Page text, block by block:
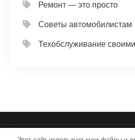
Ремонт — это просто
Советы автомобилистам
Техобслуживание